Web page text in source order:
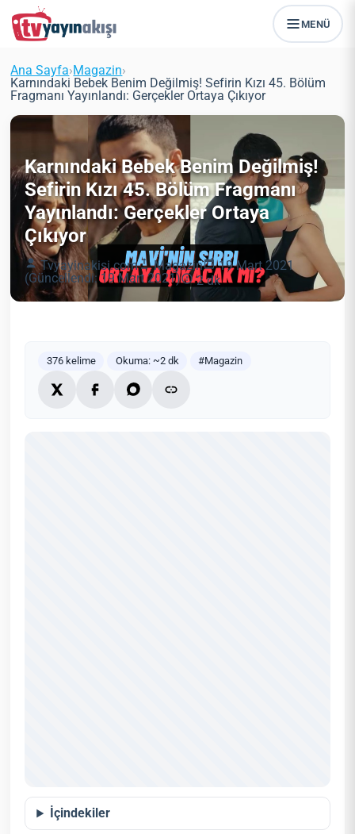
MENÜ
Ana Sayfa›Magazin›
Karnındaki Bebek Benim Değilmiş! Sefirin Kızı 45. Bölüm
Fragmanı Yayınlandı: Gerçekler Ortaya Çıkıyor
Karnındaki Bebek Benim Değilmiş!
Sefirin Kızı 45. Bölüm Fragmanı
Yayınlandı: Gerçekler Ortaya
Çıkıyor
Tvyayinakisi.com Magazin
19 Mart 2021
(Güncellendi: 19 Mart 2021)
2 dk
376 kelime Okuma: ~2 dk #Magazin
İçindekiler